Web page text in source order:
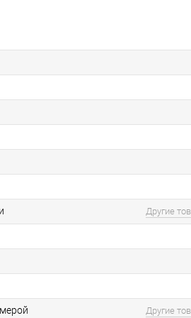
Другие
Другие